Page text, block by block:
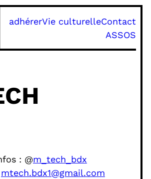
adhérerVie culturelleContact
ASSOS
: @m_tech_bdx
mtech.bdx1@gmail.com